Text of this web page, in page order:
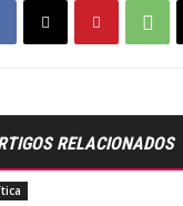
RELACIONADOS